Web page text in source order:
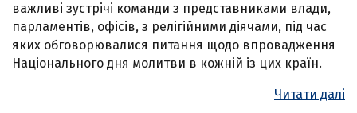
важливі зустрічі команди з представниками влади,
парламентів, офісів, з релігійними діячами, під час
яких обговорювалися питання щодо впровадження
Національного дня молитви в кожній із цих країн.
Читати далі